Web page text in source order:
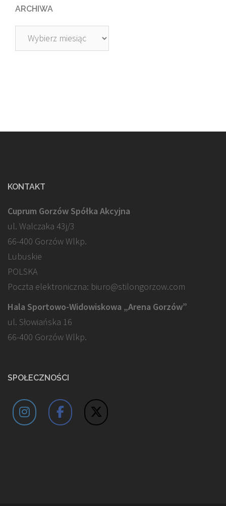
ARCHIWA
Archiwa
KONTAKT
Cuprum Gorzów Spółka Akcyjna
ul. Walczaka 43j/3
66-400 Gorzów Wlkp.
Lubuskie
POLSKA
Poczta elektroniczna: biuro@stilongorzow.com
Hala Sportowo-Widowiskowa „Arena Gorzów”
ul. Słowiańska 16
66-400 Gorzów Wlkp.
SPOŁECZNOŚCI